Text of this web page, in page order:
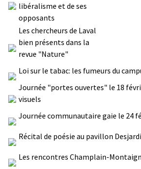
libéralisme et de ses
opposants
Les chercheurs de Laval
bien présents dans la
revue "Nature"
Loi sur le tabac: les fumeurs du
Journée "portes ouvertes" le 18
visuels
Journée communautaire gaie le 24
Récital de poésie au pavillon
Les rencontres Champlain-